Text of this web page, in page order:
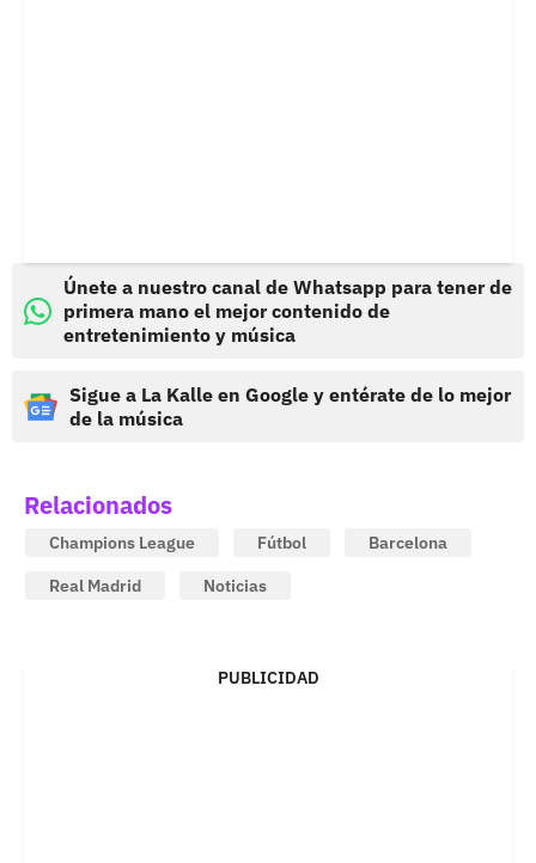
Únete a nuestro canal de Whatsapp para tener de
primera mano el mejor contenido de
entretenimiento y música
Sigue a La Kalle en Google y entérate de lo mejor
de la música
Relacionados
Champions League Fútbol
Barcelona
Real Madrid
Noticias
PUBLICIDAD